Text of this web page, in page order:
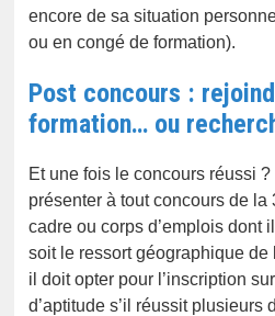
encore de sa situation
ou en congé de formation).
Post concours :
formation… ou
Et une fois le concours réussi
présenter à tout concours de la
cadre ou corps d’emplois dont
soit le ressort géographique de
il doit opter pour l’inscription
d’aptitude s’il réussit plusieurs